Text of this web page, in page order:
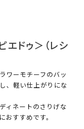
エドゥ＞（レシ
ワーモチーフのバッ
、軽い仕上がりにな
ィネートのさりげな
おすすめです。